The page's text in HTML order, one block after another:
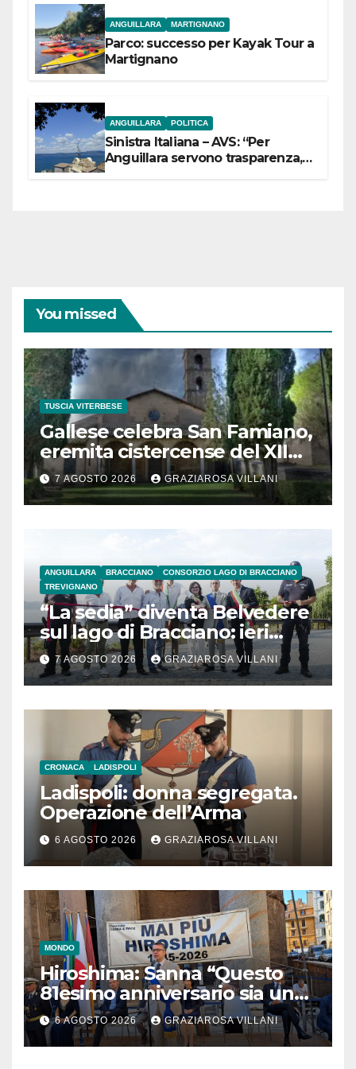
ANGUILLARA MARTIGNANO
Parco: successo per Kayak Tour a
Martignano
ANGUILLARA POLITICA
Sinistra Italiana – AVS: “Per
Anguillara servono trasparenza,
You missed
TUSCIA VITERBESE
Gallese celebra San Famiano,
eremita cistercense del XII
secolo
7 AGOSTO 2026 GRAZIAROSA VILLANI
ANGUILLARA BRACCIANO
CONSORZIO LAGO DI BRACCIANO
TREVIGNANO
“La sedia” diventa Belvedere
sul lago di Bracciano: ieri
l’inaugurazione
7 AGOSTO 2026 GRAZIAROSA VILLANI
CRONACA LADISPOLI
Ladispoli: donna segregata.
Operazione dell’Arma
6 AGOSTO 2026 GRAZIAROSA VILLANI
MONDO
Hiroshima: Sanna “Questo
81esimo anniversario sia un
monito per tutti”
6 AGOSTO 2026 GRAZIAROSA VILLANI